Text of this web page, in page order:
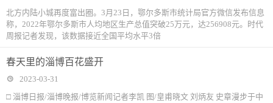
北方内陆小城再度富出圈。3月23日，鄂尔多斯市统计局官方微信发布信息
称，2022年鄂尔多斯市人均地区生产总值突破25万元，达256908元。时代
周报记者发现，该数据接近全国平均水平3倍
春天里的淄博百花盛开
2023-03-31
□ 淄博日报/淄博晚报/博览新闻记者李凯 图/皇甫晓文 刘炳友 史章漫步于中